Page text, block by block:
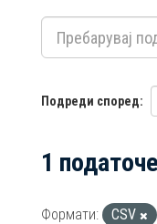
Подреди според
1
Формати: CSV